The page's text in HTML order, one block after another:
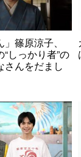
」篠原涼子、
しっかり者”の
さんをだまし